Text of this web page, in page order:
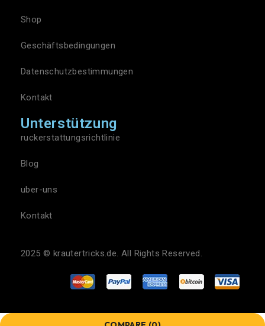
Shop
Geschäftsbedingungen
Datenschutzbestimmungen
Kontakt
Unterstützung
ruckerstattungsrichtlinie
Blog
uber-uns
Kontakt
2025 © krautertricks.de. All Rights Reserved.